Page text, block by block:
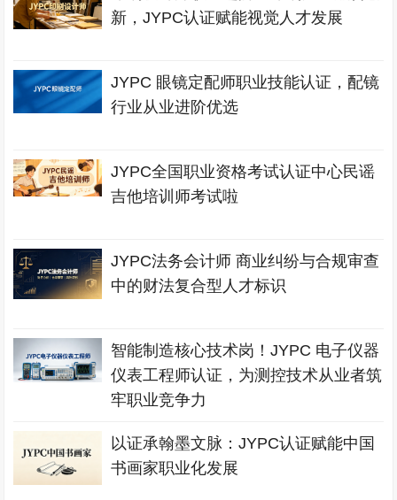
新，JYPC认证赋能视觉人才发展
JYPC 眼镜定配师职业技能认证，配镜
行业从业进阶优选
JYPC全国职业资格考试认证中心民谣
吉他培训师考试啦
JYPC法务会计师 商业纠纷与合规审查
中的财法复合型人才标识
智能制造核心技术岗！JYPC 电子仪器
仪表工程师认证，为测控技术从业者筑
牢职业竞争力
以证承翰墨文脉：JYPC认证赋能中国
书画家职业化发展